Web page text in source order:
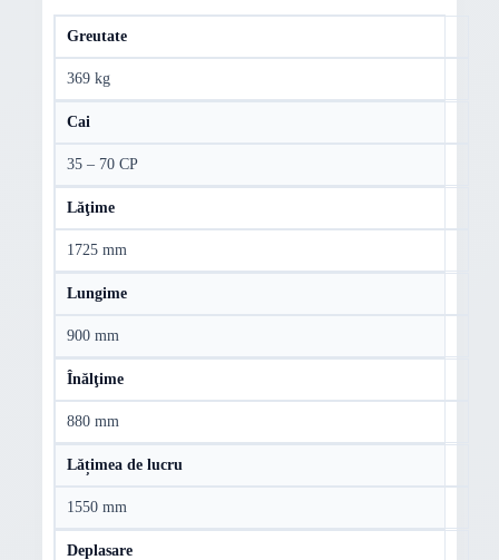
Greutate
369 kg
Cai
35 – 70 CP
Lăţime
1725 mm
Lungime
900 mm
Înălţime
880 mm
Lățimea de lucru
1550 mm
Deplasare